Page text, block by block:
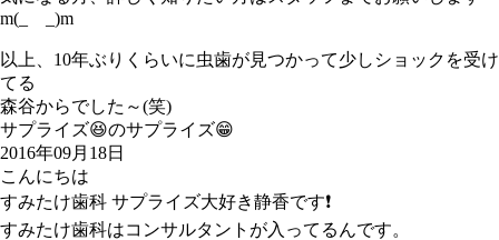
m(_ _)m
以上、10年ぶりくらいに虫歯が見つかって少しショックを受け
てる
森谷からでした～(笑)
サプライズ😆のサプライズ😁
2016年09月18日
こんにちは
すみたけ歯科 サプライズ大好き静香です❗
すみたけ歯科はコンサルタントが入ってるんです。